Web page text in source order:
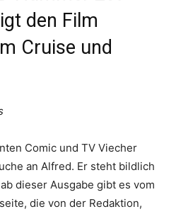
den Film
Cruise und
Comic und TV Viecher
an Alfred. Er steht bildlich
dieser Ausgabe gibt es vom
die von der Redaktion,